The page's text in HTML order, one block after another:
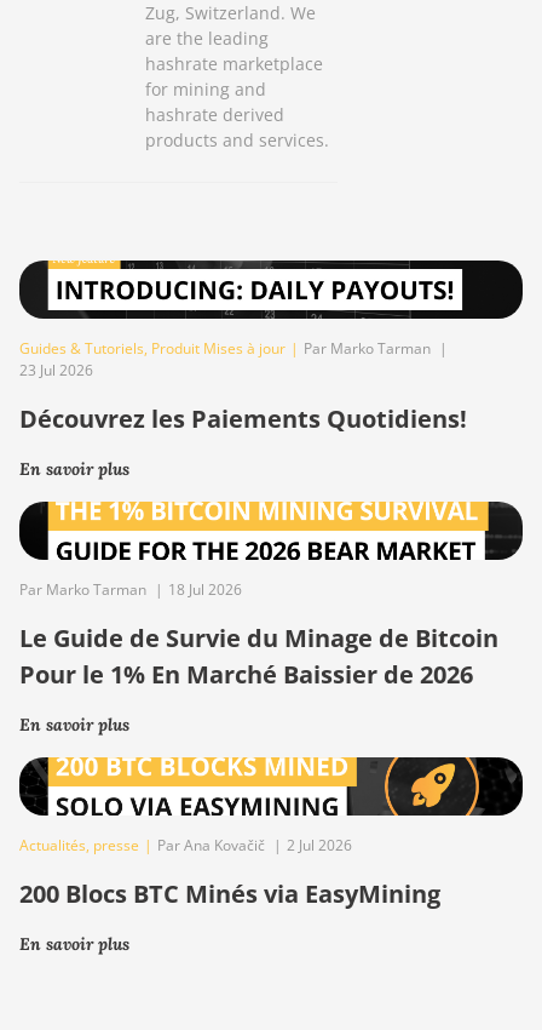
Zug, Switzerland. We
are the leading
hashrate marketplace
for mining and
hashrate derived
products and services.
Guides & Tutoriels, Produit Mises à jour | Par Marko Tarman |
23 Jul 2026
Découvrez les Paiements Quotidiens!
En savoir plus
Par Marko Tarman | 18 Jul 2026
Le Guide de Survie du Minage de Bitcoin
Pour le 1% En Marché Baissier de 2026
En savoir plus
Actualités, presse | Par Ana Kovačič | 2 Jul 2026
200 Blocs BTC Minés via EasyMining
En savoir plus